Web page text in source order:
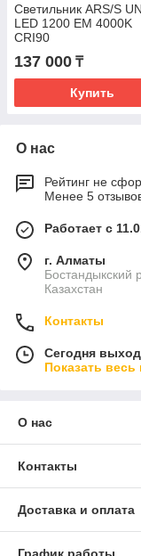
Светильник ARS/S
LED 1200 EM 4000K
CRI90
137 000 ₸
Купить
О нас
Рейтинг не
Менее 5
Работает с
г. Алматы
Бостандыкский
Казахстан
Контакты
Сегодня
Показать
О нас
Контакты
Доставка и оплата